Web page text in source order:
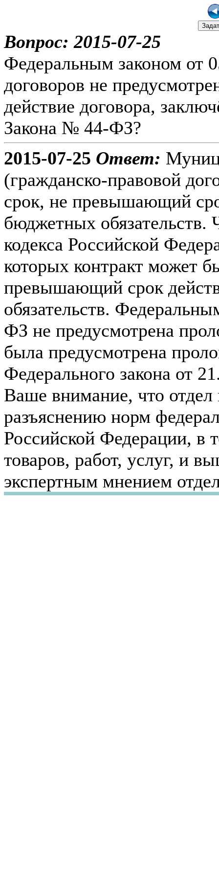
Вопрос: 2015-07-25
Федеральным законом от
договоров не
действие договора,
Закона № 44-ФЗ?
2015-07-25 Ответ:
(гражданско-правовой
срок, не превышающий
бюджетных обязательств.
кодекса Российской
которых контракт может
превышающий срок
обязательств.
ФЗ не предусмотрена
была предусмотрена
Федерального закона от
Ваше внимание, что
разъяснению норм
Российской Федерации, в
товаров, работ, услуг, и
экспертным мнением